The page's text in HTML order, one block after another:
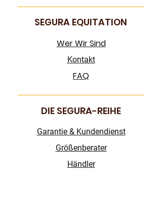
SEGURA EQUITATION
Wer Wir Sind
Kontakt
FAQ
DIE SEGURA-REIHE
Garantie & Kundendienst
Größenberater
Händler